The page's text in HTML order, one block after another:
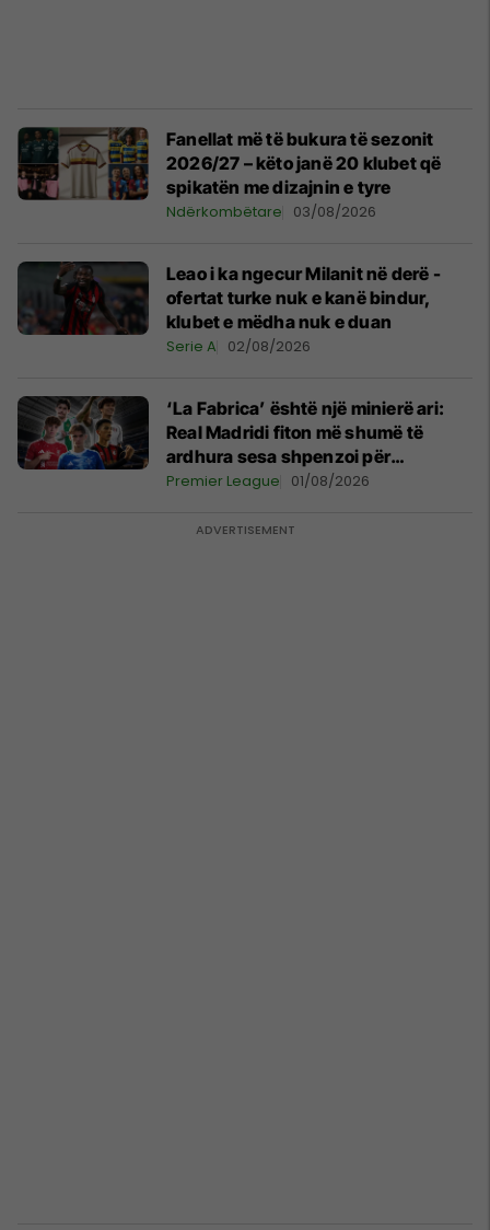
Fanellat më të bukura të sezonit
2026/27 – këto janë 20 klubet që
spikatën me dizajnin e tyre
Ndërkombëtare 03/08/2026
Leao i ka ngecur Milanit në derë -
ofertat turke nuk e kanë bindur,
klubet e mëdha nuk e duan
Serie A 02/08/2026
‘La Fabrica’ është një minierë ari:
Real Madridi fiton më shumë të
ardhura sesa shpenzoi për
transferimet e reja
Premier League 01/08/2026